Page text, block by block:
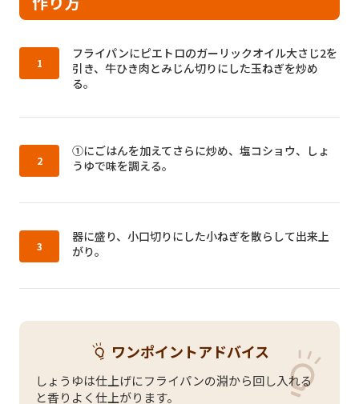
作り方1：
フライパンにピエトロのガーリックオイル大さじ2を
引き、牛ひき肉とみじん切りにした玉ねぎを炒め
る。
作り方2：
①にごはんを加えてさらに炒め、塩コショウ、しょ
うゆで味を調える。
作り方3：
器に盛り、小口切りにした小ねぎを散らして出来上
がり。
ワンポイントアドバイス
しょうゆは仕上げにフライパンの淵から回し入れる
と香りよく仕上がります。